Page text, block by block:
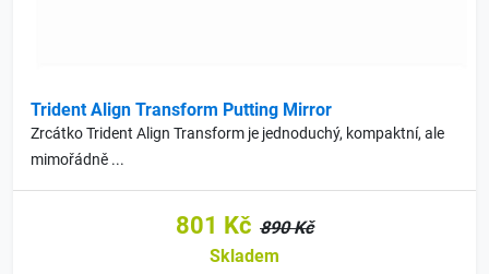
Trident Align Transform Putting Mirror
Zrcátko Trident Align Transform je jednoduchý, kompaktní, ale
mimořádně ...
801 Kč 890 Kč
Skladem